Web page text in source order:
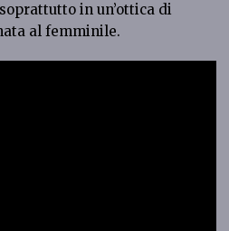
in un’ottica di
al femminile.